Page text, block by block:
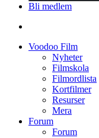
Bli medlem
Voodoo Film
Nyheter
Filmskola
Filmordlista
Kortfilmer
Resurser
Mera
Forum
Forum